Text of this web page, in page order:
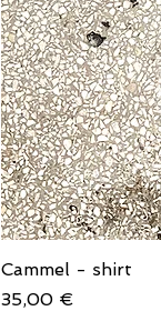
Cammel - shirt
Price
35,00 €